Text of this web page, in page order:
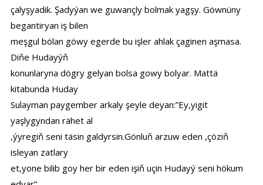
çalyşyadik. Şadyýan we guwançly bolmak yagşy. Göwnüny
begantiryan iş bilen
meşgul bölan göwy egerde bu işler ahlak çaginen aşmasa.
Diňe Hudayýň
konunlaryna dögry gelyan bolsa gowy bolyar. Mattä
kitabunda Huday
Sulayman paygember arkaly şeyle deyan:”Ey,yigit
yaşlygyndan rähet al
,ýyregiň seni täsin galdyrsin.Gönluň arzuw eden ,çöziň
isleyan zatlary
et,yone bilib goy her bir eden işiň uçin Hudayý seni hökum